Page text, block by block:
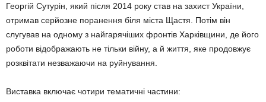
Георгій Сутурін, який після 2014 року став на захист України,
отримав серйозне поранення біля міста Щастя. Потім він
слугував на одному з найгарячіших фронтів Харківщини, де його
роботи відображають не тільки війну, а й життя, яке продовжує
розквітати незважаючи на руйнування.
Виставка включає чотири тематичні частини: